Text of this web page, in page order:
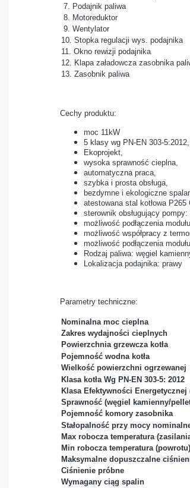
7. Podajnik paliwa
8. Motoreduktor
9. Wentylator
10. Stopka regulacji wys. podajnika
11. Okno rewizji podajnika
12. Klapa załadowcza zasobnika
13. Zasobnik paliwa
Cechy produktu:
moc 11kW
5 klasy wg PN-EN 303-5:2012,
Ekoprojekt,
wysoka sprawność cieplna,
automatyczna praca,
szybka i prosta obsługa,
bezdymne i ekologiczne
atestowana stal kotłowa P265
sterownik obsługujący
możliwość podłączenia
możliwość współpracy z
możliwość podłączenia
Rodzaj paliwa: węgiel
Lokalizacja podajnika: prawy
Parametry techniczne:
Nominalna moc cieplna
Zakres wydajności cieplnych
Powierzchnia grzewcza kotła
Pojemność wodna kotła
Wielkość powierzchni ogrzewanej
Klasa kotła Wg PN-EN 303-5: 2012
Klasa Efektywności
Sprawność (węgiel kamienny/
Pojemność komory zasobnika
Stałopalność przy mocy
Max robocza temperatura
Min robocza temperatura (powrotu)
Maksymalne dopuszczalne
Ciśnienie próbne
Wymagany ciąg spalin